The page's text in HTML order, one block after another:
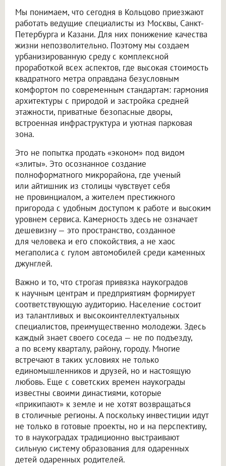
Мы понимаем, что сегодня в Кольцово приезжают
работать ведущие специалисты из Москвы, Санкт-
Петербурга и Казани. Для них понижение качества
жизни непозволительно. Поэтому мы создаем
урбанизированную среду с комплексной
проработкой всех аспектов, где высокая стоимость
квадратного метра оправдана безусловным
комфортом по современным стандартам: гармония
архитектуры с природой и застройка средней
этажности, приватные безопасные дворы,
встроенная инфраструктура и уютная парковая
зона.
Это не попытка продать «эконом» под видом
«элиты». Это осознанное создание
полноформатного микрорайона, где ученый
или айтишник из столицы чувствует себя
не провинциалом, а жителем престижного
пригорода с удобным доступом к работе и высоким
уровнем сервиса. Камерность здесь не означает
дешевизну — это пространство, созданное
для человека и его спокойствия, а не хаос
мегаполиса с гулом автомобилей среди каменных
джунглей.
Важно и то, что строгая привязка наукоградов
к научным центрам и предприятиям формирует
соответствующую аудиторию. Население состоит
из талантливых и высокоинтеллектуальных
специалистов, преимущественно молодежи. Здесь
каждый знает своего соседа — не по подъезду,
а по всему кварталу, району, городу. Многие
встречают в таких условиях не только
единомышленников и друзей, но и настоящую
любовь. Еще с советских времен наукограды
известны своими династиями, которые
«прикипают» к земле и не хотят возвращаться
в столичные регионы. А поскольку инвестиции идут
не только в готовые проекты, но и на перспективу,
то в наукоградах традиционно выстраивают
сильную систему образования для одаренных
детей одаренных родителей.